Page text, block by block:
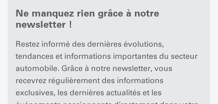
Ne manquez rien grâce à notre
newsletter !
Restez informé des dernières évolutions,
tendances et informations importantes du secteur
automobile. Grâce à notre newsletter, vous
recevrez régulièrement des informations
exclusives, les dernières actualités et les